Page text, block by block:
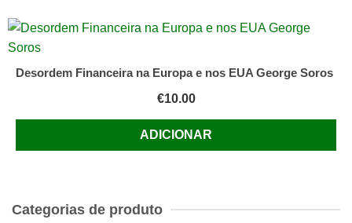
Desordem Financeira na Europa e nos EUA George Soros
€10.00
ADICIONAR
Categorias de produto